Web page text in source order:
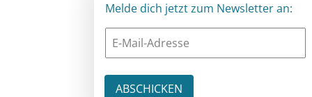
Melde dich jetzt zum Newsletter an: